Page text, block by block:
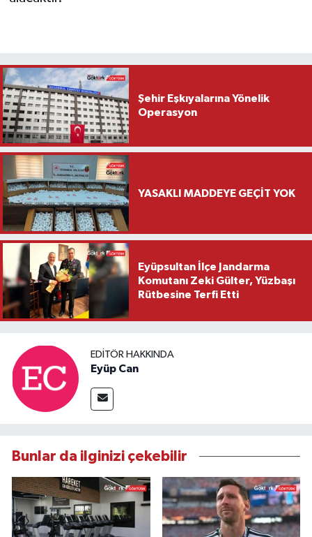
Şehir Eşkıyalarına Yönelik
Operasyon
YASAKLI MADDEYE GEÇİT YOK
Eyüpsultan İlçe Jandarma
Komutanı Zeki Gülter, Yüzbaşı
Rütbesine Terfi Etti
EDITÖR HAKKINDA
Eyüp Can
Bunlar da ilginizi çekebilir